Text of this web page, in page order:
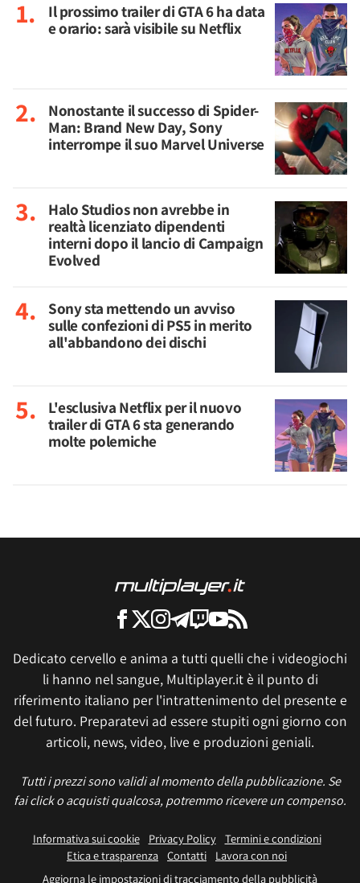
Il prossimo trailer di GTA 6 ha data
e orario: sarà visibile su Netflix
Nonostante il successo di Spider-
Man: Brand New Day, Sony
interrompe il suo Marvel Universe
Halo Studios non avrebbe in
realtà licenziato dipendenti
interni dopo il lancio di Campaign
Evolved
Sony sta mettendo un avviso
sulle confezioni di PS5 in merito
all'abbandono dei dischi
L'esclusiva Netflix per il nuovo
trailer di GTA 6 sta generando
molte polemiche
Dedicato cervello e anima a tutti quelli che i videogiochi
li hanno nel sangue, Multiplayer.it è il punto di
riferimento italiano per l'intrattenimento del presente e
del futuro. Preparatevi ad essere stupiti ogni giorno con
articoli, news, video, live e produzioni geniali.
Tutti i prezzi sono validi al momento della pubblicazione. Se
fai click o acquisti qualcosa, potremmo ricevere un compenso.
Informativa sui cookie Privacy Policy
Termini e condizioni
Etica e trasparenza Contatti
Lavora con noi
Aggiorna le impostazioni di tracciamento della pubblicità